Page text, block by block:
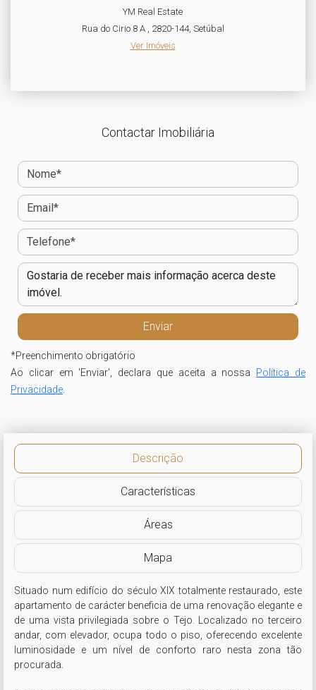
YM Real Estate
Rua do Cirio 8 A , 2820-144, Setúbal
Ver Imóveis
Contactar Imobiliária
*Preenchimento obrigatório
Ao clicar em 'Enviar', declara que aceita a nossa Política de
Privacidade
Descrição
Características
Áreas
Mapa
Situado num edifício do século XIX totalmente restaurado, este
apartamento de carácter beneficia de uma renovação elegante e
de uma vista privilegiada sobre o Tejo. Localizado no terceiro
andar, com elevador, ocupa todo o piso, oferecendo excelente
luminosidade e um nível de conforto raro nesta zona tão
procurada.